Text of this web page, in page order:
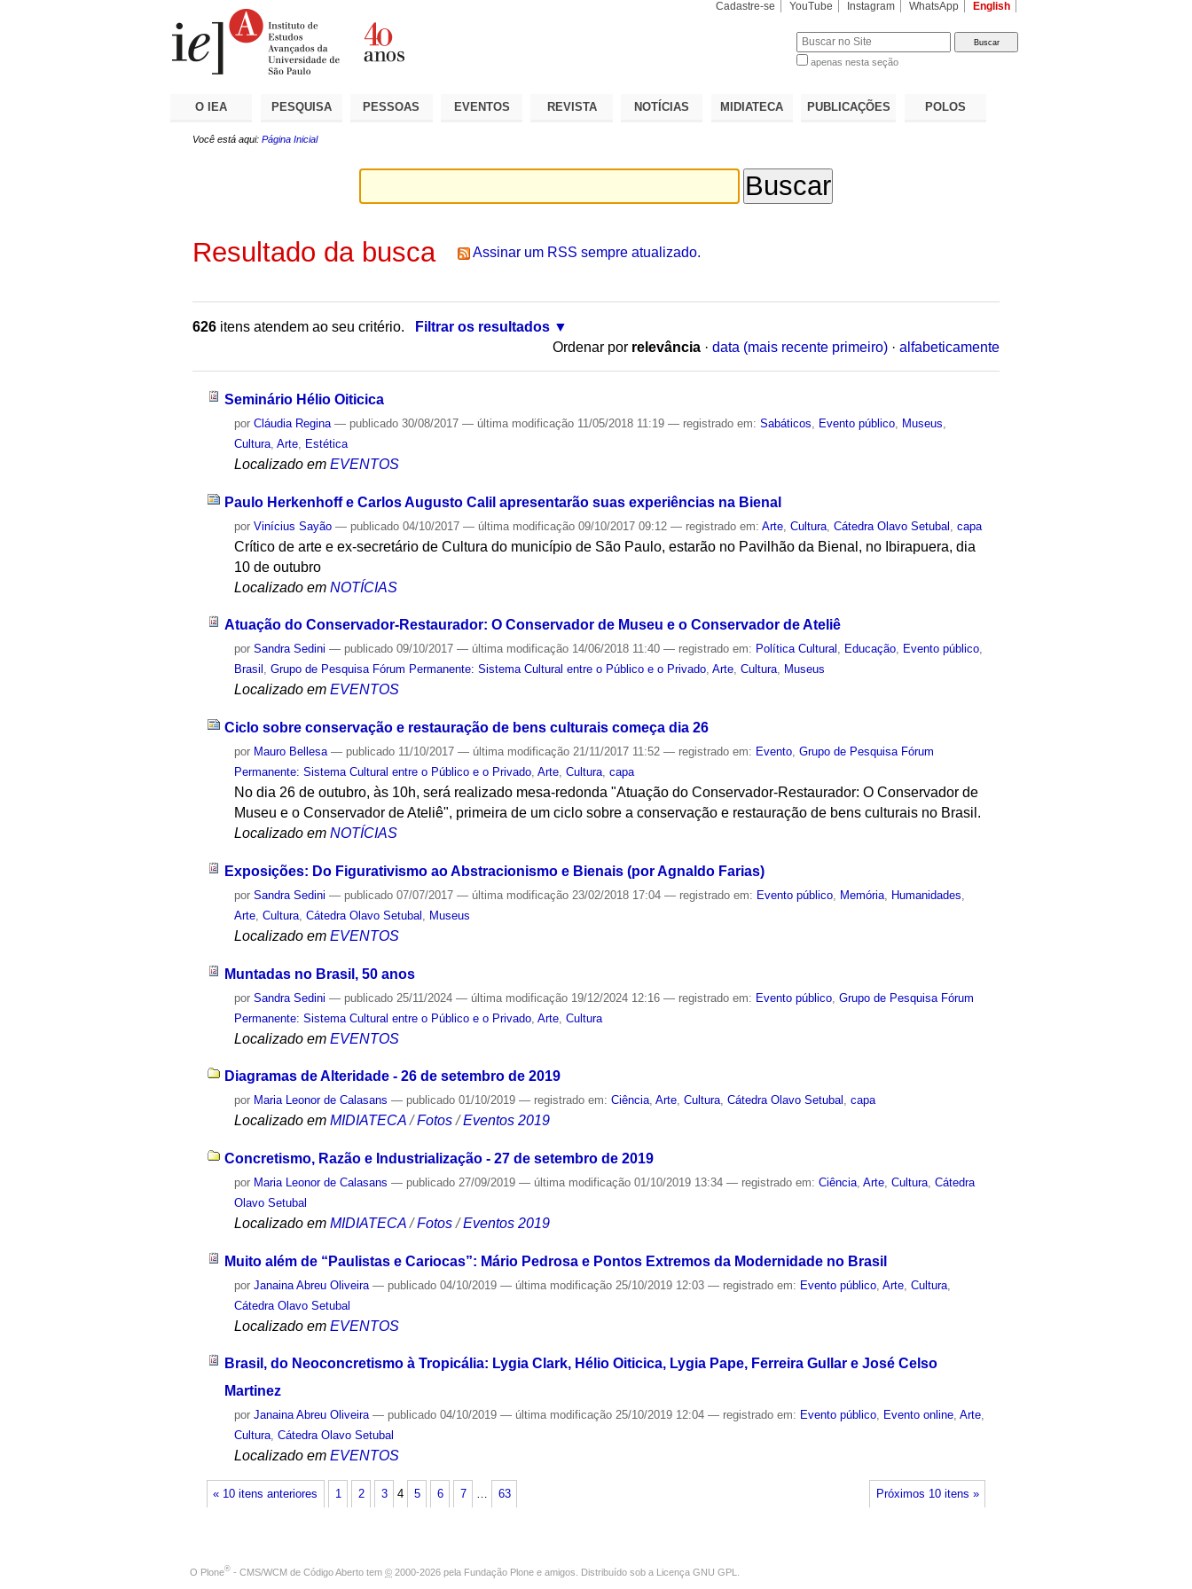
Cadastre-se YouTube Instagram WhatsApp English
apenas nesta seção
O IEA PESQUISA PESSOAS EVENTOS REVISTA NOTÍCIAS MIDIATECA PUBLICAÇÕES POLOS
Você está aqui: Página Inicial
Resultado da busca Assinar um RSS sempre atualizado.
626 itens atendem ao seu critério.
Filtrar os resultados
Ordenar por relevância · data (mais recente primeiro) · alfabeticamente
Seminário Hélio Oiticica
porCláudia Regina — publicado 30/08/2017— última modificação 11/05/2018 11:19— registrado em:Sabáticos Evento público Museus
Cultura ,Arte Estética
Localizado em EVENTOS
Paulo Herkenhoff e Carlos Augusto Calil apresentarão suas experiências na Bienal
porVinícius Sayão — publicado 04/10/2017— última modificação 09/10/2017 09:12— registrado em:Arte ,Cultura ,Cátedra Olavo Setubal ,capa
Crítico de arte e ex-secretário de Cultura do município de São Paulo, estarão no Pavilhão da Bienal, no Ibirapuera, dia
10 de outubro
Localizado em NOTÍCIAS
Atuação do Conservador-Restaurador: O Conservador de Museu e o Conservador de Ateliê
porSandra Sedini — publicado 09/10/2017— última modificação 14/06/2018 11:40— registrado em: Política Cultural , Educação, Evento público,
Brasil ,Grupo de Pesquisa Fórum Permanente: Sistema Cultural entre o Público e o Privado,Arte,Cultura, Museus
Localizado em EVENTOS
Ciclo sobre conservação e restauração de bens culturais começa dia 26
por Mauro Bellesa — publicado 11/10/2017— última modificação 21/11/2017 11:52— registrado em: Evento,Grupo de Pesquisa Fórum
Permanente: Sistema Cultural entre o Público e o Privado,Arte,Cultura,capa
No dia 26 de outubro, às 10h, será realizado mesa-redonda "Atuação do Conservador-Restaurador: O Conservador de
Museu e o Conservador de Ateliê", primeira de um ciclo sobre a conservação e restauração de bens culturais no Brasil.
Localizado em NOTÍCIAS
Exposições: Do Figurativismo ao Abstracionismo e Bienais (por Agnaldo Farias)
porSandra Sedini — publicado 07/07/2017— última modificação 23/02/2018 17:04— registrado em: Evento público Memória Humanidades
Arte ,Cultura ,Cátedra Olavo Setubal Museus
Localizado em EVENTOS
Muntadas no Brasil, 50 anos
porSandra Sedini — publicado 25/11/2024— última modificação 19/12/2024 12:16— registrado em: Evento público ,Grupo de Pesquisa Fórum
Permanente: Sistema Cultural entre o Público e o Privado ,Arte ,Cultura
Localizado em EVENTOS
Diagramas de Alteridade - 26 de setembro de 2019
por Maria Leonor de Calasans — publicado 01/10/2019— registrado em:Ciência,Arte,Cultura,Cátedra Olavo Setubal ,capa
Localizado em MIDIATECA /Fotos /Eventos 2019
Concretismo, Razão e Industrialização - 27 de setembro de 2019
por Maria Leonor de Calasans — publicado 27/09/2019— última modificação 01/10/2019 13:34— registrado em:Ciência ,Arte ,Cultura ,Cátedra
Olavo Setubal
Localizado em MIDIATECA /Fotos /Eventos 2019
Muito além de “Paulistas e Cariocas”: Mário Pedrosa e Pontos Extremos da Modernidade no Brasil
porJanaina Abreu Oliveira — publicado 04/10/2019— última modificação 25/10/2019 12:03— registrado em: Evento público ,Arte ,Cultura
Cátedra Olavo Setubal
Localizado em EVENTOS
Brasil, do Neoconcretismo à Tropicália: Lygia Clark, Hélio Oiticica, Lygia Pape, Ferreira Gullar e José Celso
Martinez
porJanaina Abreu Oliveira — publicado 04/10/2019— última modificação 25/10/2019 12:04— registrado em: Evento público, Evento online,Arte,
Cultura,Cátedra Olavo Setubal
Localizado em EVENTOS
« 10 itens anteriores Próximos 10 itens »
1 2 3 4 5 6 7 63
O Plone® - CMS/WCM de Código Aberto tem © 2000-2026 pela Fundação Plone e amigos. Distribuído sob a Licença GNU GPL